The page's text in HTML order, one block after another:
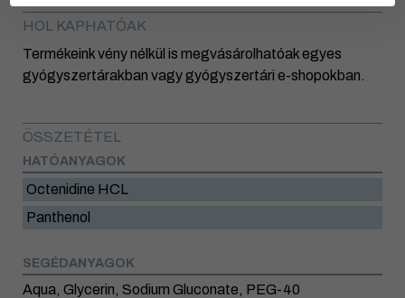
ÖSSZETÉTEL
HATÓANYAGOK
Octenidine HCL
Panthenol
SEGÉDANYAGOK
Aqua, Glycerin, Sodium Gluconate, PEG-40
HOL KAPHATÓAK
Termékeink vény nélkül is megvásárolhatóak egyes
gyógyszertárakban vagy gyógyszertári e-shopokban.